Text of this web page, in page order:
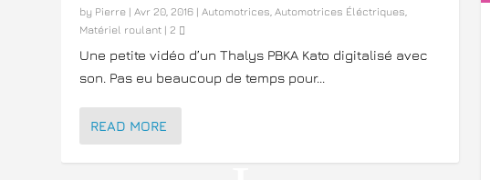
by Pierre |Avr 20, 2016 |Automotrices ,Automotrices Éléctriques
Matériel roulant |2
Une petite vidéo d’un Thalys PBKA Kato digitalisé avec
son. Pas eu beaucoup de temps pour...
READ MORE